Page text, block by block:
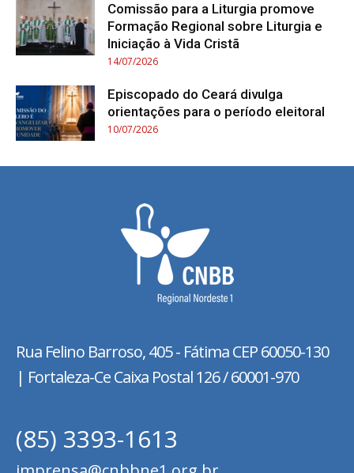
Comissão para a Liturgia promove
Formação Regional sobre Liturgia e
Iniciação à Vida Cristã
14/07/2026
Episcopado do Ceará divulga
orientações para o período eleitoral
10/07/2026
Rua Felino Barroso, 405 - FátimaCEP 60050-130
| Fortaleza-Ce Caixa Postal 126 / 60001-970
(85) 3393-1613